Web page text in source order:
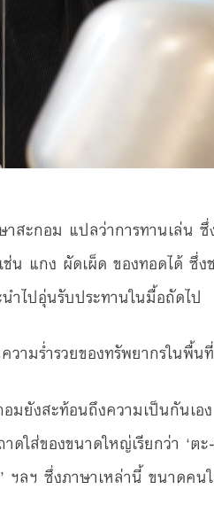
สะกอม แปลว่าการทานเล่น
น แกง ผัดเผ็ด ของทอดได้ ซึ่ง
ำไปอุ่นรับประทานในมื้อถัดไป
ามร่ำรวยของทรัพยากรในพื้นที่
มยังสะท้อนถึงความเป็นกันเ
ดใส่ของขนาดใหญ่เรียกว่า ‘ต
ลฯ ซึ่งภาษาเหล่านี้ ขนาดคน